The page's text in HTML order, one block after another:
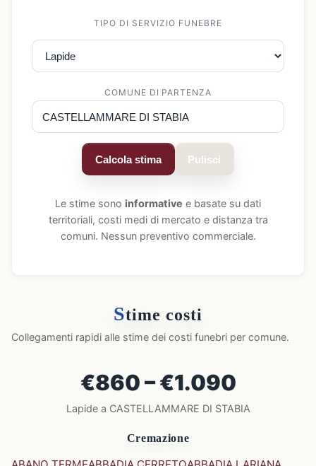
TIPO DI SERVIZIO FUNEBRE
COMUNE DI PARTENZA
Calcola stima Pulisci
Le stime sono informative e basate su dati
territoriali, costi medi di mercato e distanza tra
comuni. Nessun preventivo commerciale.
Stime costi
Collegamenti rapidi alle stime dei costi funebri per comune.
€860 – €1.090
Lapide a CASTELLAMMARE DI STABIA
Cremazione